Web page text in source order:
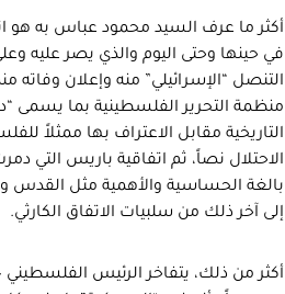
في حينها وحتى اليوم والذي يصر عليه
التنصل “الإسرائيلي” منه وإعلان
التاريخية مقابل الاعتراف بها ممثلاً
الاحتلال نصاً، ثم اتفاقية باريس التي
بالغة الحساسية والأهمية مثل القدس
إلى آخر ذلك من سلبيات الاتفاق الكارثي.
أكثر من ذلك، يتفاخر الرئيس الفلسطيني